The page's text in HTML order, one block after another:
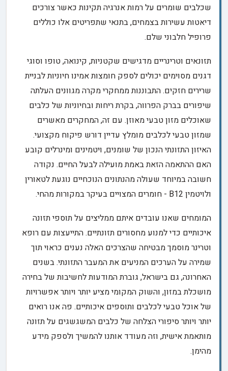
שכלבים שומרים על רמות אנרגיה תקינות כאשר צורכים
דיאטות עשירות בצמחים, בתנאי שתפריטים אלו כוללים
פרופיל חלבוני שלם.
תזונאים וטרינריים מדגישים שקטניות, קינואה, טופו וסוגי
דגנים מסוימים יכולים לספק חומצות אמינו חיוניות לבניית
שרירים חזקים. התבוננות ממחקרי מקרה מגוונים העלתה
שיפורים בברק הפרווה, בקרת ריחות ובחיוניות של כלבים
שאוכלים מזון טבעי מאוזן. עם זה, המחקרים מאשרים
שמזון טבעי לכלבים מומלץ עדיין דורש פיקוח מקצועי.
האיזון התזונתי הנכון של שומנים, ויטמינים ומינרלים קובע
האם ההתאמה הזאת באמת מועילה לבעל החיים. נקודה
חשובה במיוחד שעולה מהנתונים הנוכחיים נוגעת לטאורין
ולויטמין B12 - חומרים המצויים בעיקר במקורות מהחי.
המומחים שאנו עובדים איתם ממליצים על תוספי תזונה
איכותיים כדי למנוע מחסורים תזונתיים. התייעצות עם רופא
וטרינר מוסמך מבטיחה שהצרכים האלה נענים כראוי תוך
שמירה על הערכים המניעים את המעבר התזונתי. בשנים
האחרונה, גם בישראל, גוברת המודעות לחשיבות של בחירה
מושכלת במזון, והשוק המקומי מציע יותר ויותר אפשרויות
של אוכל טבעי לכלבים ותוספים איכותיים. פה אנו רואים
יותר ויותר סיפורי הצלחה של כלבים המשגשגים על תזונה
מותאמת אישית, וזה מעודד אותנו להמשיך ולספק מידע
מהימן.